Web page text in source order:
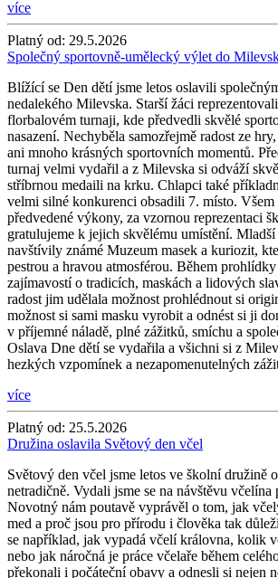
více
Platný od: 29.5.2026
Společný sportovně-umělecký výlet do
Blížící se Den dětí jsme letos oslavili
nedalekého Milevska. Starší žáci
florbalovém turnaji, kde předvedli skvělé
nasazení. Nechyběla samozřejmě radost ze
ani mnoho krásných sportovních momentů.
turnaj velmi vydařil a z Milevska si odváží
stříbrnou medaili na krku. Chlapci také
velmi silné konkurenci obsadili 7. místo. Všem
předvedené výkony, za vzornou reprezentaci
gratulujeme k jejich skvělému umístění.
navštívily známé Muzeum masek a kuriozit,
pestrou a hravou atmosférou. Během
zajímavostí o tradicích, maskách a lidových
radost jim udělala možnost prohlédnout si
možnost si sami masku vyrobit a odnést si ji
v příjemné náladě, plné zážitků, smíchu a
Oslava Dne dětí se vydařila a všichni si z
hezkých vzpomínek a nezapomenutelných
více
Platný od: 25.5.2026
Družina oslavila Světový den včel
Světový den včel jsme letos ve školní družině
netradičně. Vydali jsme se na návštěvu včelína
Novotný nám poutavě vyprávěl o tom, jak
med a proč jsou pro přírodu i člověka tak
se například, jak vypadá včelí královna, kolik
nebo jak náročná je práce včelaře během
překonali i počáteční obavy a odnesli si nejen